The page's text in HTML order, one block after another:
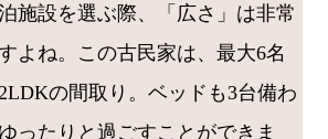
施設を選ぶ際、「広さ」は非常
よね。この古民家は、最大6名
の間取り。ベッドも3台備わ
ったりと過ごすことができま